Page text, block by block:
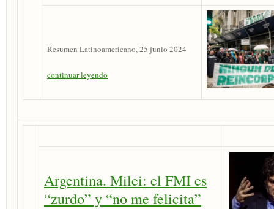
Resumen Latinoamericano, 25 junio 2024
continuar leyendo
Argentina. Milei: el FMI es
“zurdo” y “no me felicita”